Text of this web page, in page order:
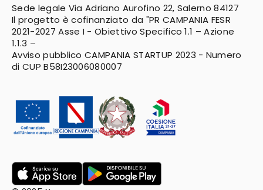
Sede legale Via Adriano Aurofino 22, Salerno 84127
Il progetto è cofinanziato da "PR CAMPANIA FESR
2021-2027 Asse I - Obiettivo Specifico 1.1 – Azione
1.1.3 –
Avviso pubblico CAMPANIA STARTUP 2023 - Numero
di CUP B58I23006080007